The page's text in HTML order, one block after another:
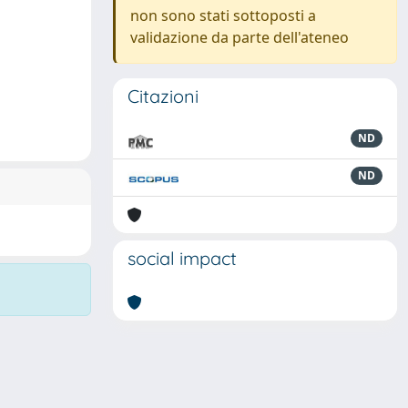
non sono stati sottoposti a
validazione da parte dell'ateneo
Citazioni
ND
ND
social impact